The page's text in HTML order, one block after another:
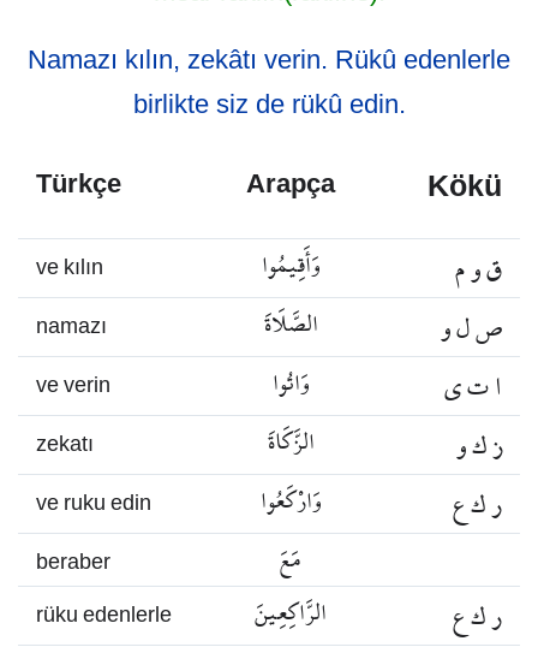
Namazı kılın, zekâtı verin. Rükû edenlerle
birlikte siz de rükû edin.
Türkçe Arapça Kökü
ve kılın وَأَقِيمُوا ق و م
namazı الصَّلَاةَ ص ل و
ve verin وَاتُوا ا ت ي
zekatı الزَّكَاةَ ز ك و
ve ruku edin وَارْكَعُوا ر ك ع
beraber مَعَ
rüku edenlerle الرَّاكِعِينَ ر ك ع